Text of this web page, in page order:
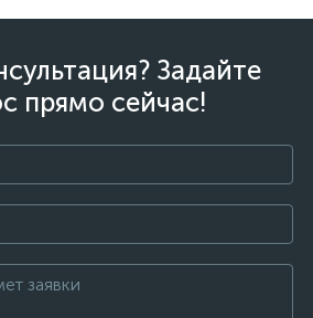
Задайте
прямо сейчас!